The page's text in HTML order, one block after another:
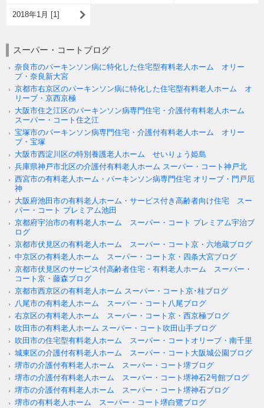
2018年1月 [1]
スーパー・コートブログ
奈良市のパーキンソン病に特化した住宅型有料老人ホーム オリー
ブ・奈良新大宮
京都市右京区のパーキンソン病に特化した住宅型有料老人ホーム オ
リーブ・京西京極
大阪市住之江区のパーキンソン病専門住宅・介護付有料老人ホーム
スーパー・コート住之江
宝塚市のパーキンソン病専門住宅・介護付有料老人ホーム オリー
ブ・宝塚
大阪市西淀川区の特別養護老人ホーム せいりょう姫島
兵庫県神戸市北区の介護付有料老人ホーム スーパー・コート神戸北
西宮市の有料老人ホーム・パーキンソン病専門住宅 オリーブ・門戸厄
神
大阪府池田市の有料老人ホーム・サービス付き高齢者向け住宅 スー
パー・コート プレミアム池田
京都府宇治市の有料老人ホーム スーパー・コート プレミアム宇治ブ
ログ
京都市伏見区の有料老人ホーム スーパー・コート京・六地蔵ブログ
中京区の有料老人ホーム スーパー・コート京・四条大宮ブログ
京都市伏見区のサービス付高齢者住宅・有料老人ホーム スーパー・
コート京・藤森ブログ
京都市西京区の有料老人ホーム スーパー・コート京･桂ブログ
八尾市の有料老人ホーム スーパー・コート八尾ブログ
右京区の有料老人ホーム スーパー・コート京・西京極ブログ
吹田市の有料老人ホーム スーパー・コート吹田山手ブログ
吹田市の住宅型有料老人ホーム スーパー・コートオリーブ・南千里
城東区の介護付有料老人ホーム スーパー・コート大阪城公園ブログ
堺市の介護付有料老人ホーム スーパー・コート堺ブログ
堺市の介護付有料老人ホーム スーパー・コート堺神石2号館ブログ
堺市の介護付有料老人ホーム スーパー・コート堺神石ブログ
堺市の有料老人ホーム スーパー・コート堺白鷺ブログ